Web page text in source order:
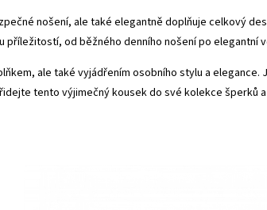
nošení, ale také elegantně doplňuje celkový
příležitostí, od běžného denního nošení po
ale také vyjádřením osobního stylu a
tento výjimečný kousek do své kolekce